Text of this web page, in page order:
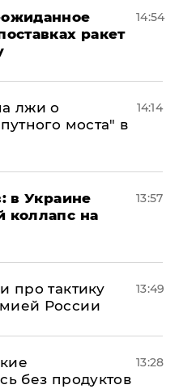
ракет
14:54
лжи о
моста" в
14:14
в Украине
коллапс на
13:57
про тактику
России
13:49
без продуктов
13:28